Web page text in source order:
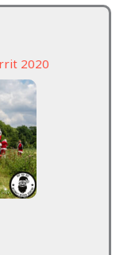
2020